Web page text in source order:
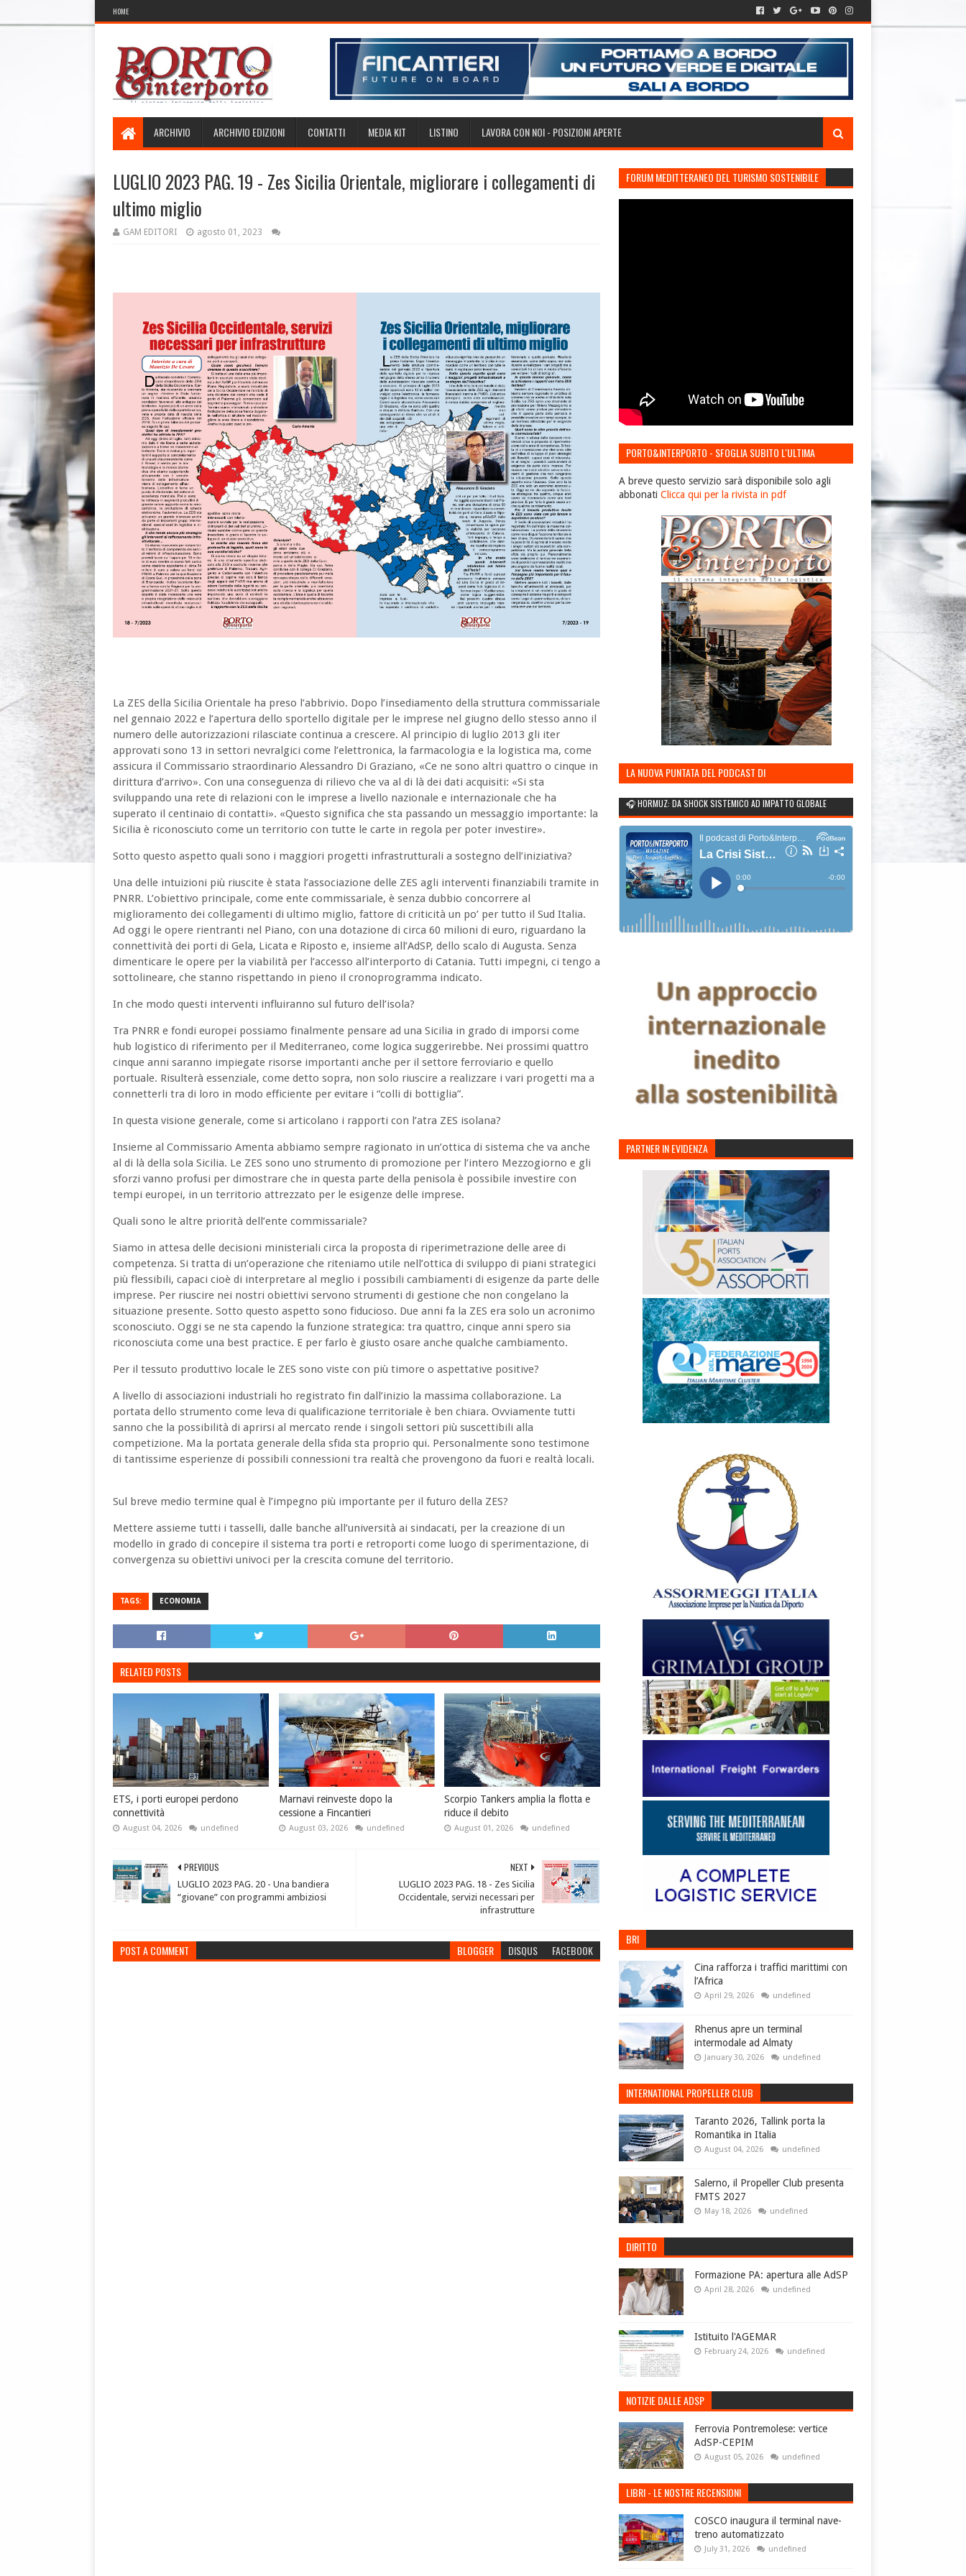
HOME
ARCHIVIO ARCHIVIO EDIZIONI CONTATTI MEDIA KIT LISTINO LAVORA CON NOI - POSIZIONI APERTE
LUGLIO 2023 PAG. 19 - Zes Sicilia Orientale, migliorare i collegamenti di
ultimo miglio
GAM EDITORI agosto 01, 2023
La ZES della Sicilia Orientale ha preso l’abbrivio. Dopo l’insediamento della struttura commissariale
nel gennaio 2022 e l’apertura dello sportello digitale per le imprese nel giugno dello stesso anno il
numero delle autorizzazioni rilasciate continua a crescere. Al principio di luglio 2013 gli iter
approvati sono 13 in settori nevralgici come l’elettronica, la farmacologia e la logistica ma, come
assicura il Commissario straordinario Alessandro Di Graziano, «Ce ne sono altri quattro o cinque in
dirittura d’arrivo». Con una conseguenza di rilievo che va al di là dei dati acquisiti: «Si sta
sviluppando una rete di relazioni con le imprese a livello nazionale e internazionale che ha
superato il centinaio di contatti». «Questo significa che sta passando un messaggio importante: la
Sicilia è riconosciuto come un territorio con tutte le carte in regola per poter investire».
Sotto questo aspetto quali sono i maggiori progetti infrastrutturali a sostegno dell’iniziativa?
Una delle intuizioni più riuscite è stata l’associazione delle ZES agli interventi finanziabili tramite in
PNRR. L’obiettivo principale, come ente commissariale, è senza dubbio concorrere al
miglioramento dei collegamenti di ultimo miglio, fattore di criticità un po’ per tutto il Sud Italia.
Ad oggi le opere rientranti nel Piano, con una dotazione di circa 60 milioni di euro, riguardano la
connettività dei porti di Gela, Licata e Riposto e, insieme all’AdSP, dello scalo di Augusta. Senza
dimenticare le opere per la viabilità per l’accesso all’interporto di Catania. Tutti impegni, ci tengo a
sottolineare, che stanno rispettando in pieno il cronoprogramma indicato.
In che modo questi interventi influiranno sul futuro dell’isola?
Tra PNRR e fondi europei possiamo finalmente pensare ad una Sicilia in grado di imporsi come
hub logistico di riferimento per il Mediterraneo, come logica suggerirebbe. Nei prossimi quattro
cinque anni saranno impiegate risorse importanti anche per il settore ferroviario e quello
portuale. Risulterà essenziale, come detto sopra, non solo riuscire a realizzare i vari progetti ma a
connetterli tra di loro in modo efficiente per evitare i “colli di bottiglia”.
In questa visione generale, come si articolano i rapporti con l’atra ZES isolana?
Insieme al Commissario Amenta abbiamo sempre ragionato in un’ottica di sistema che va anche
al di là della sola Sicilia. Le ZES sono uno strumento di promozione per l’intero Mezzogiorno e gli
sforzi vanno profusi per dimostrare che in questa parte della penisola è possibile investire con
tempi europei, in un territorio attrezzato per le esigenze delle imprese.
Quali sono le altre priorità dell’ente commissariale?
Siamo in attesa delle decisioni ministeriali circa la proposta di riperimetrazione delle aree di
competenza. Si tratta di un’operazione che riteniamo utile nell’ottica di sviluppo di piani strategici
più flessibili, capaci cioè di interpretare al meglio i possibili cambiamenti di esigenze da parte delle
imprese. Per riuscire nei nostri obiettivi servono strumenti di gestione che non congelano la
situazione presente. Sotto questo aspetto sono fiducioso. Due anni fa la ZES era solo un acronimo
sconosciuto. Oggi se ne sta capendo la funzione strategica: tra quattro, cinque anni spero sia
riconosciuta come una best practice. E per farlo è giusto osare anche qualche cambiamento.
Per il tessuto produttivo locale le ZES sono viste con più timore o aspettative positive?
A livello di associazioni industriali ho registrato fin dall’inizio la massima collaborazione. La
portata dello strumento come leva di qualificazione territoriale è ben chiara. Ovviamente tutti
sanno che la possibilità di aprirsi al mercato rende i singoli settori più suscettibili alla
competizione. Ma la portata generale della sfida sta proprio qui. Personalmente sono testimone
di tantissime esperienze di possibili connessioni tra realtà che provengono da fuori e realtà locali.
Sul breve medio termine qual è l’impegno più importante per il futuro della ZES?
Mettere assieme tutti i tasselli, dalle banche all’università ai sindacati, per la creazione di un
modello in grado di concepire il sistema tra porti e retroporti come luogo di sperimentazione, di
convergenza su obiettivi univoci per la crescita comune del territorio.
TAGS: ECONOMIA
RELATED POSTS
ETS, i porti europei perdono
connettività
August 04, 2026 undefined
Marnavi reinveste dopo la
cessione a Fincantieri
August 03, 2026 undefined
Scorpio Tankers amplia la flotta e
riduce il debito
August 01, 2026 undefined
NEXT
LUGLIO 2023 PAG. 18 - Zes Sicilia
Occidentale, servizi necessari per
infrastrutture
PREVIOUS
LUGLIO 2023 PAG. 20 - Una bandiera
“giovane” con programmi ambiziosi
POST A COMMENT BLOGGER DISQUS FACEBOOK
FORUM MEDITTERANEO DEL TURISMO SOSTENIBILE
PORTO&INTERPORTO - SFOGLIA SUBITO L'ULTIMA
A breve questo servizio sarà disponibile solo agli
abbonati Clicca qui per la rivista in pdf
LA NUOVA PUNTATA DEL PODCAST DI
🎧 HORMUZ: DA SHOCK SISTEMICO AD IMPATTO GLOBALE
PARTNER IN EVIDENZA
BRI
Cina rafforza i traffici marittimi con
l’Africa
April 29, 2026 undefined
Rhenus apre un terminal
intermodale ad Almaty
January 30, 2026 undefined
INTERNATIONAL PROPELLER CLUB
Taranto 2026, Tallink porta la
Romantika in Italia
August 04, 2026 undefined
Salerno, il Propeller Club presenta
FMTS 2027
May 18, 2026 undefined
DIRITTO
Formazione PA: apertura alle AdSP
April 28, 2026 undefined
Istituito l'AGEMAR
February 24, 2026 undefined
NOTIZIE DALLE ADSP
Ferrovia Pontremolese: vertice
AdSP-CEPIM
August 05, 2026 undefined
LIBRI - LE NOSTRE RECENSIONI
COSCO inaugura il terminal nave-
treno automatizzato
July 31, 2026 undefined